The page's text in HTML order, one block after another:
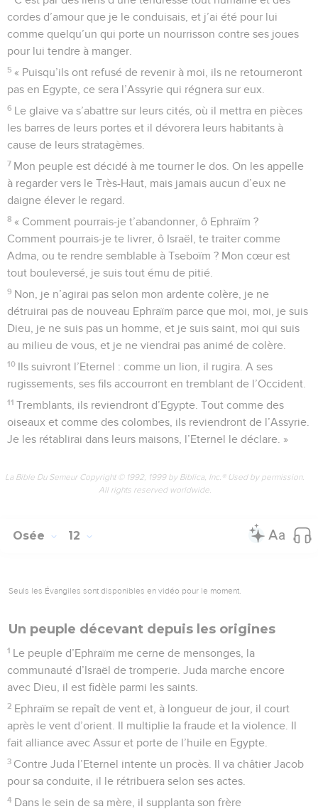
cordes d’amour que je le conduisais, et j’ai été pour lui
comme quelqu’un qui porte un nourrisson contre ses joues
pour lui tendre à manger.
5 « Puisqu’ils ont refusé de revenir à moi, ils ne retourneront
pas en Egypte, ce sera l’Assyrie qui régnera sur eux.
6 Le glaive va s’abattre sur leurs cités, où il mettra en pièces
les barres de leurs portes et il dévorera leurs habitants à
cause de leurs stratagèmes.
7 Mon peuple est décidé à me tourner le dos. On les appelle
à regarder vers le Très-Haut, mais jamais aucun d’eux ne
daigne élever le regard.
8 « Comment pourrais-je t’abandonner, ô Ephraïm ?
Comment pourrais-je te livrer, ô Israël, te traiter comme
Adma, ou te rendre semblable à Tseboïm ? Mon cœur est
tout bouleversé, je suis tout ému de pitié.
9 Non, je n’agirai pas selon mon ardente colère, je ne
détruirai pas de nouveau Ephraïm parce que moi, moi, je suis
Dieu, je ne suis pas un homme, et je suis saint, moi qui suis
au milieu de vous, et je ne viendrai pas animé de colère.
10 Ils suivront l’Eternel : comme un lion, il rugira. A ses
rugissements, ses fils accourront en tremblant de l’Occident.
11 Tremblants, ils reviendront d’Egypte. Tout comme des
oiseaux et comme des colombes, ils reviendront de l’Assyrie.
Je les rétablirai dans leurs maisons, l’Eternel le déclare. »
La Bible Du Semeur Copyright © 1992, 1999 by Biblica, Inc.® Used by permission.
All rights reserved worldwide.
Osée 12
Seuls les Évangiles sont disponibles en vidéo pour le moment.
Un peuple décevant depuis les origines
1 Le peuple d’Ephraïm me cerne de mensonges, la
communauté d’Israël de tromperie. Juda marche encore
avec Dieu, il est fidèle parmi les saints.
2 Ephraïm se repaît de vent et, à longueur de jour, il court
après le vent d’orient. Il multiplie la fraude et la violence. Il
fait alliance avec Assur et porte de l’huile en Egypte.
3 Contre Juda l’Eternel intente un procès. Il va châtier Jacob
pour sa conduite, il le rétribuera selon ses actes.
4 Dans le sein de sa mère, il supplanta son frère